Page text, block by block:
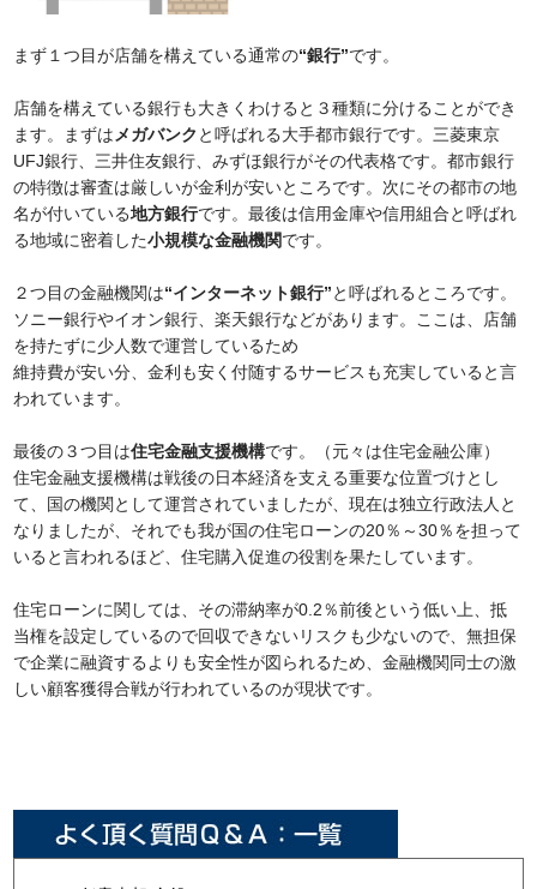
まず１つ目が店舗を構えている通常の“銀行”です。
店舗を構えている銀行も大きくわけると３種類に分けることができ
ます。まずは メガバンク と呼ばれる大手都市銀行です。三菱東京
UFJ銀行、三井住友銀行、みずほ銀行がその代表格です。都市銀行
の特徴は審査は厳しいが金利が安いところです。次にその都市の地
名が付いている地方銀行です。最後は信用金庫や信用組合と呼ばれ
る地域に密着した小規模な金融機関です。
２つ目の金融機関は“インターネット銀行”と呼ばれるところです。
ソニー銀行やイオン銀行、楽天銀行などがあります。ここは、店舗
を持たずに少人数で運営しているため
維持費が安い分、金利も安く付随するサービスも充実していると言
われています。
最後の３つ目は住宅金融支援機構です。（元々は住宅金融公庫）
住宅金融支援機構は戦後の日本経済を支える重要な位置づけとし
て、国の機関として運営されていましたが、現在は独立行政法人と
なりましたが、それでも我が国の住宅ローンの20％～30％を担って
いると言われるほど、住宅購入促進の役割を果たしています。
住宅ローンに関しては、その滞納率が0.2％前後という低い上、抵
当権を設定しているので回収できないリスクも少ないので、無担保
で企業に融資するよりも安全性が図られるため、金融機関同士の激
しい顧客獲得合戦が行われているのが現状です。